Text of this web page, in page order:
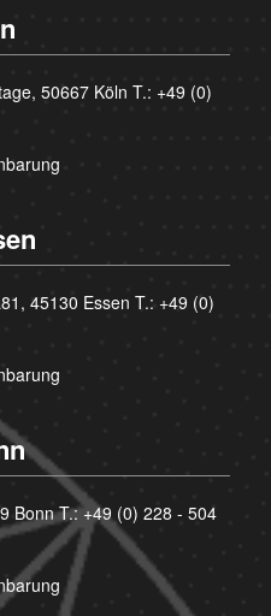
50667 Köln T.: +49 (0)
45130 Essen T.: +49 (0)
Bonn T.:+49 (0) 228 - 504